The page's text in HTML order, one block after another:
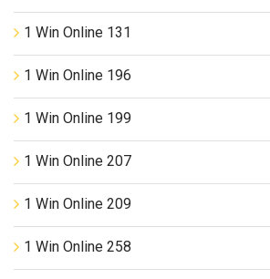
1 Win Online 131
1 Win Online 196
1 Win Online 199
1 Win Online 207
1 Win Online 209
1 Win Online 258